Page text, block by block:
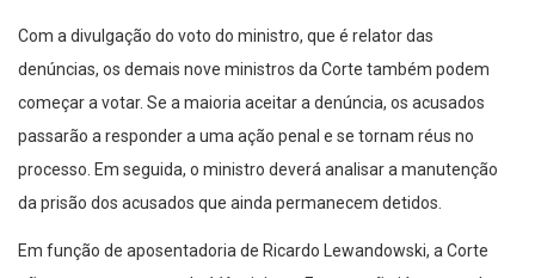
Com a divulgação do voto do ministro, que é relator das
denúncias, os demais nove ministros da Corte também podem
começar a votar. Se a maioria aceitar a denúncia, os acusados
passarão a responder a uma ação penal e se tornam réus no
processo. Em seguida, o ministro deverá analisar a manutenção
da prisão dos acusados que ainda permanecem detidos.
Em função de aposentadoria de Ricardo Lewandowski, a Corte